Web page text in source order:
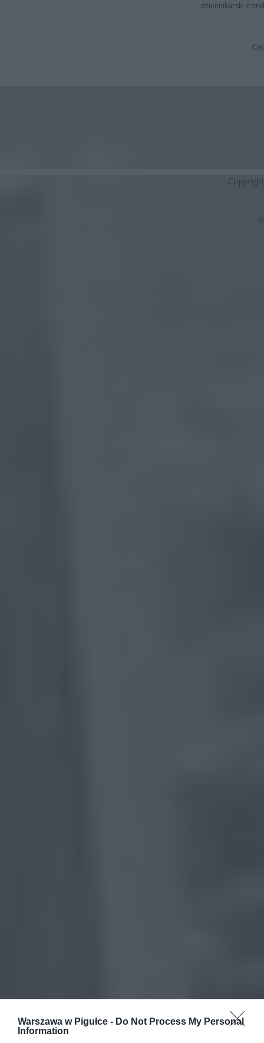
Warszawa w Pigułce - Do Not Process My Personal
Information
dziennikarski z